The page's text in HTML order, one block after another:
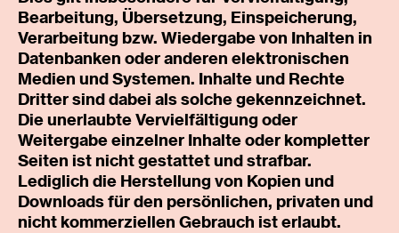
Bearbeitung, Übersetzung, Einspeicherung,
Verarbeitung bzw. Wiedergabe von Inhalten in
Datenbanken oder anderen elektronischen
Medien und Systemen. Inhalte und Rechte
Dritter sind dabei als solche gekennzeichnet.
Die unerlaubte Vervielfältigung oder
Weitergabe einzelner Inhalte oder kompletter
Seiten ist nicht gestattet und strafbar.
Lediglich die Herstellung von Kopien und
Downloads für den persönlichen, privaten und
nicht kommerziellen Gebrauch ist erlaubt.